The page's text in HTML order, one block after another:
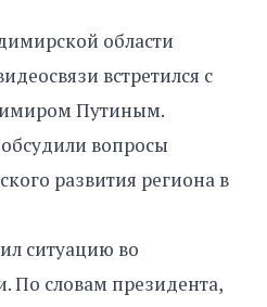
области
встретился с
Путиным.
вопросы
развития региона в
ситуацию во
По словам президента,